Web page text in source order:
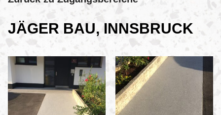
JÄGER BAU, INNSBRUCK